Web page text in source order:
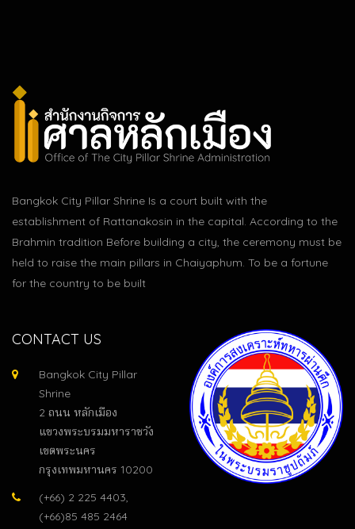
Bangkok City Pillar Shrine Is a court built with the
establishment of Rattanakosin in the capital. According to the
Brahmin tradition Before building a city, the ceremony must be
held to raise the main pillars in Chaiyaphum. To be a fortune
for the country to be built
CONTACT US
Bangkok City Pillar
Shrine
2 ถนน หลักเมือง
แขวงพระบรมมหาราชวัง
เขตพระนคร
กรุงเทพมหานคร 10200
(+66) 2 225 4403,
(+66)85 485 2464